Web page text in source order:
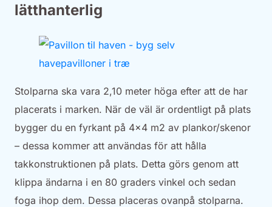
lätthanterlig
Stolparna ska vara 2,10 meter höga efter att de har
placerats i marken. När de väl är ordentligt på plats
bygger du en fyrkant på 4×4 m2 av plankor/skenor
– dessa kommer att användas för att hålla
takkonstruktionen på plats. Detta görs genom att
klippa ändarna i en 80 graders vinkel och sedan
foga ihop dem. Dessa placeras ovanpå stolparna.